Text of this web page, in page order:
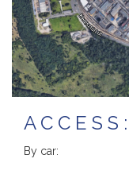
ACCESS:
By car: